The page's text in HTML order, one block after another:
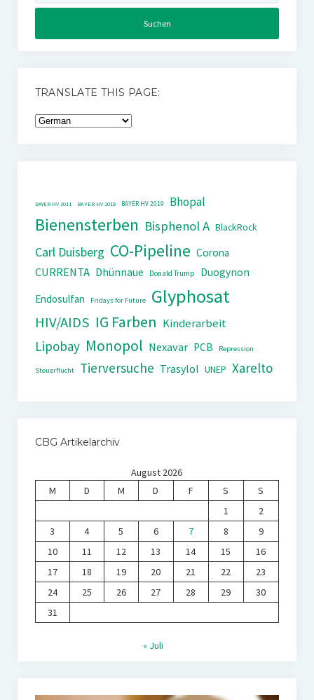
TRANSLATE THIS PAGE:
BAYER HV 2011 BAYER HV 2018 BAYER HV 2019 Bhopal
Bienensterben Bisphenol A BlackRock
Carl Duisberg CO-Pipeline Corona
CURRENTA Dhünnaue Donald Trump
Duogynon
Endosulfan
Fridays for Future Glyphosat
HIV/AIDS IG Farben Kinderarbeit
Lipobay Monopol Nexavar PCB Repression
Steuerflucht Tierversuche Trasylol UNEP Xarelto
CBG Artikelarchiv
August 2026
M
D M D F S
S
1
2
3
4 5 6 7 8
9
10
11 12 13 14 15
16
17
18 19 20 21 22
23
24
25 26 27 28 29
30
31
« Juli